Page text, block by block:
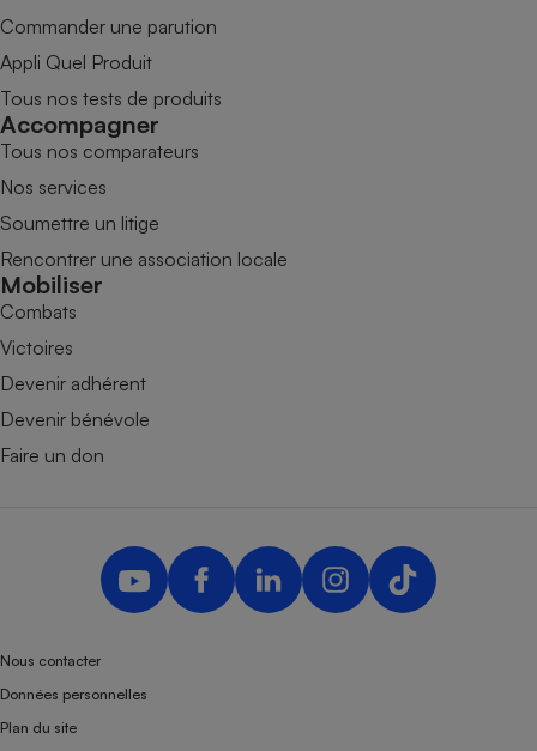
Commander une parution
Appli Quel Produit
Tous nos tests de produits
Accompagner
Tous nos comparateurs
Nos services
Soumettre un litige
Rencontrer une association locale
Mobiliser
Combats
Victoires
Devenir adhérent
Devenir bénévole
Faire un don
Nous contacter
Données personnelles
Plan du site